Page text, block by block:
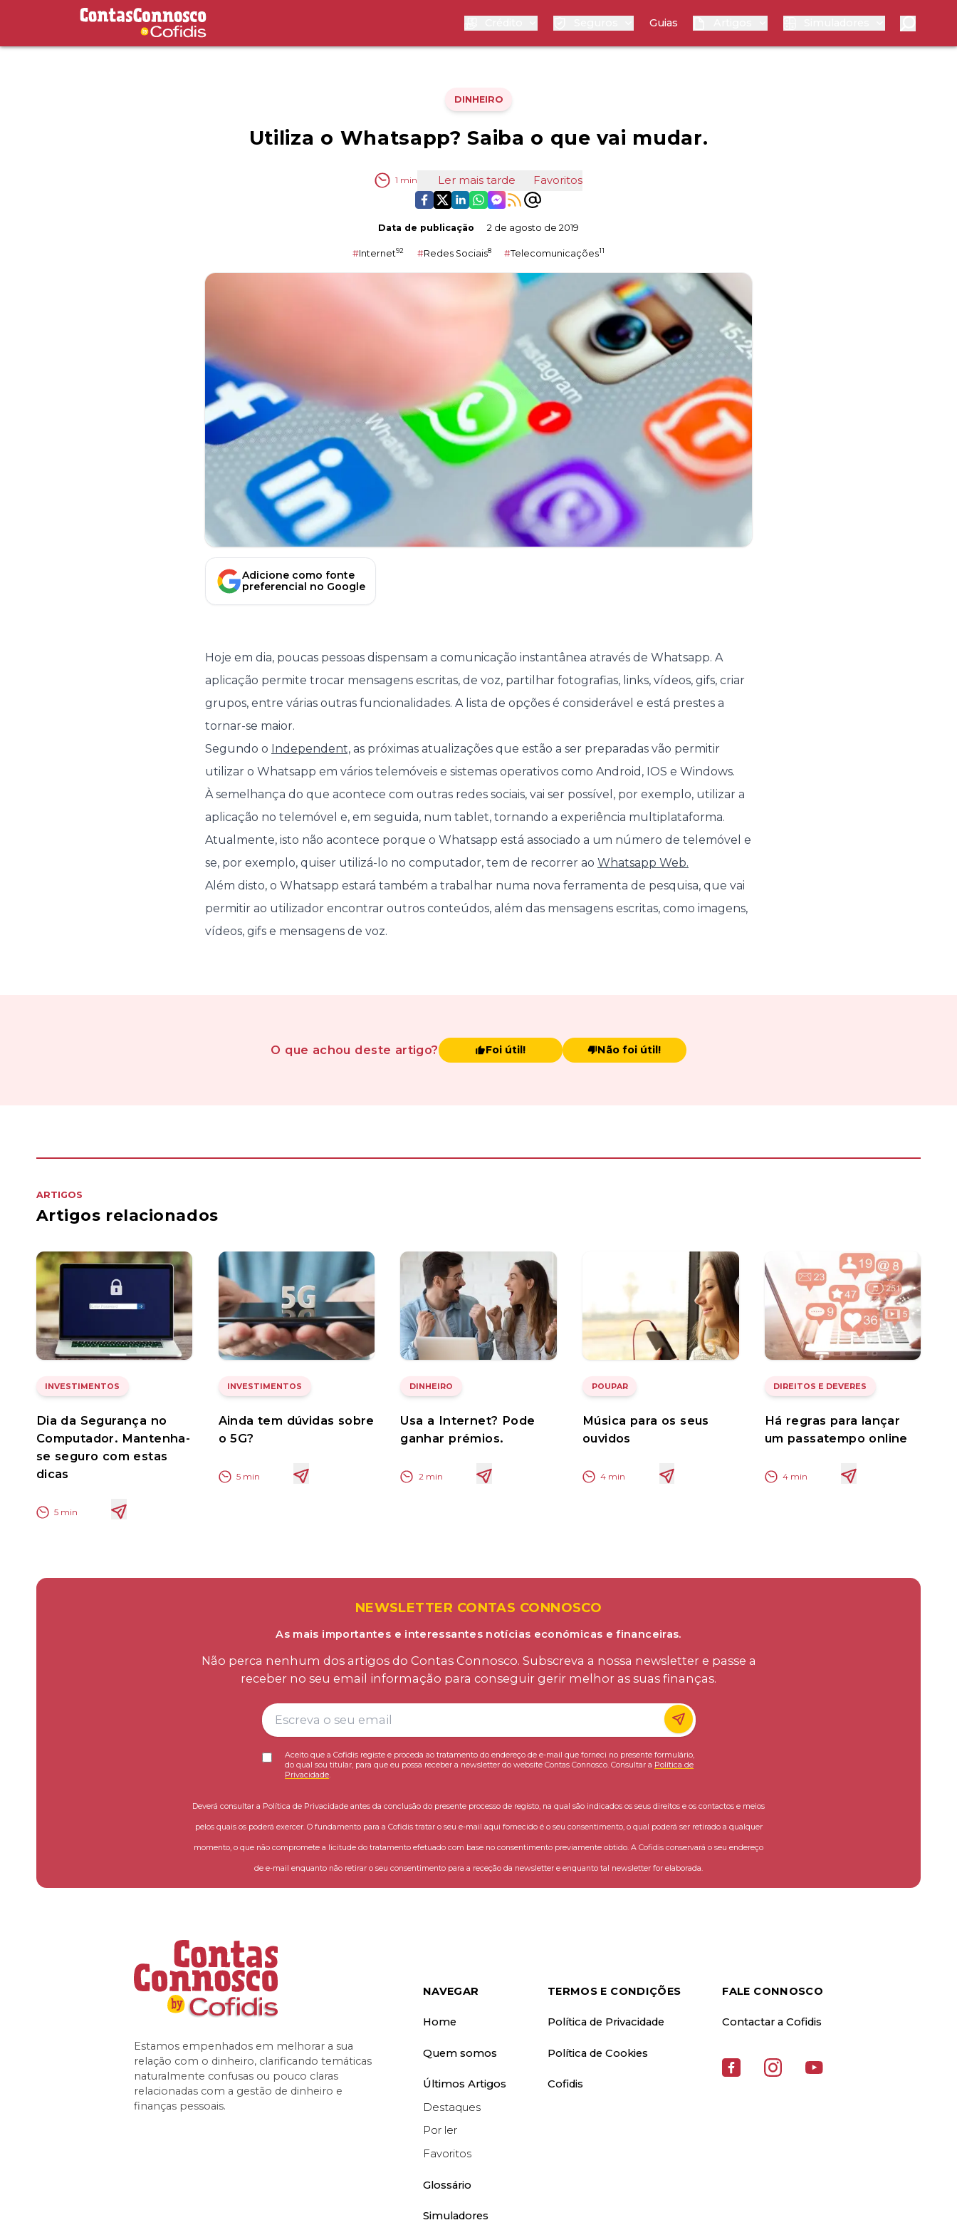
Contas Connosco by Cofidis Guias
DINHEIRO
Utiliza o Whatsapp? Saiba o que vai mudar.
1 min Ler mais tarde Favoritos
Data de publicação 2 de agosto de 2019
#Internet92 #Redes Sociais8 #Telecomunicações11
Adicione como fonte
preferencial no Google
Hoje em dia, poucas pessoas dispensam a comunicação instantânea através de Whatsapp. A
aplicação permite trocar mensagens escritas, de voz, partilhar fotografias, links, vídeos, gifs, criar
grupos, entre várias outras funcionalidades. A lista de opções é considerável e está prestes a
tornar-se maior.
Segundo o Independent, as próximas atualizações que estão a ser preparadas vão permitir
utilizar o Whatsapp em vários telemóveis e sistemas operativos como Android, IOS e Windows.
À semelhança do que acontece com outras redes sociais, vai ser possível, por exemplo, utilizar a
aplicação no telemóvel e, em seguida, num tablet, tornando a experiência multiplataforma.
Atualmente, isto não acontece porque o Whatsapp está associado a um número de telemóvel e
se, por exemplo, quiser utilizá-lo no computador, tem de recorrer ao Whatsapp Web.
Além disto, o Whatsapp estará também a trabalhar numa nova ferramenta de pesquisa, que vai
permitir ao utilizador encontrar outros conteúdos, além das mensagens escritas, como imagens,
vídeos, gifs e mensagens de voz.
O que achou deste artigo? Foi útil! Não foi útil!
ARTIGOS
Artigos relacionados
INVESTIMENTOS
Dia da Segurança no
Computador. Mantenha-
se seguro com estas
dicas
5 min
INVESTIMENTOS
Ainda tem dúvidas sobre
o 5G?
5min
DINHEIRO
Usa a Internet? Pode
ganhar prémios.
2 min
POUPAR
Música para os seus
ouvidos
4 min
DIREITOS E DEVERES
Há regras para lançar
um passatempo online
4 min
NEWSLETTER CONTAS CONNOSCO
As mais importantes e interessantes notícias económicas e financeiras.
Não perca nenhum dos artigos do Contas Connosco. Subscreva a nossa newsletter e passe a
receber no seu email informação para conseguir gerir melhor as suas finanças.
Aceito que a Cofidis registe e proceda ao tratamento do endereço de e-mail que forneci no presente formulário,
do qual sou titular, para que eu possa receber a newsletter do website Contas Connosco. Consultar a Política de
Privacidade.
Deverá consultar a Política de Privacidade antes da conclusão do presente processo de registo, na qual são indicados os seus direitos e os contactos e meios
pelos quais os poderá exercer. O fundamento para a Cofidis tratar o seu e-mail aqui fornecido é o seu consentimento, o qual poderá ser retirado a qualquer
momento, o que não compromete a licitude do tratamento efetuado com base no consentimento previamente obtido. A Cofidis conservará o seu endereço
de e-mail enquanto não retirar o seu consentimento para a receção da newsletter e enquanto tal newsletter for elaborada.
Estamos empenhados em melhorar a sua
relação com o dinheiro, clarificando temáticas
naturalmente confusas ou pouco claras
relacionadas com a gestão de dinheiro e
finanças pessoais.
NAVEGAR
Home
Quem somos
Últimos Artigos
Destaques
Por ler
Favoritos
Glossário
Simuladores
TERMOS E CONDIÇÕES
Política de Privacidade
Política de Cookies
Cofidis
FALE CONNOSCO
Contactar a Cofidis